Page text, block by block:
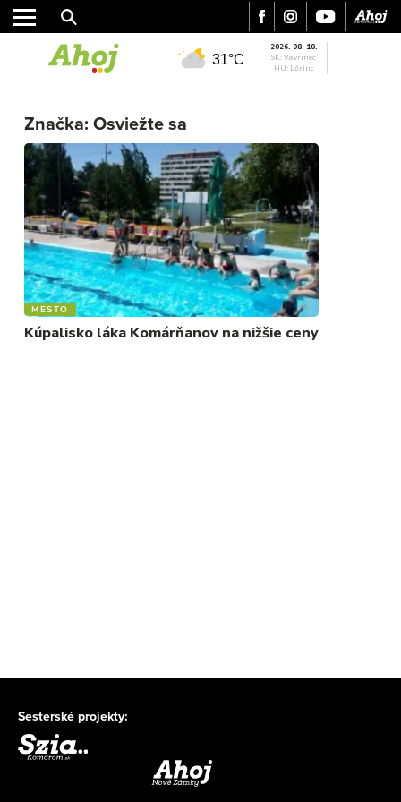
REGIÓN
ŠPORT
KULTÚRA
FOTKY
VIDEO
MIX
31°C
2026. 08. 10.
SK: Vavrinec
HU: Lőrinc
Značka: Osviežte sa
MESTO
Kúpalisko láka Komárňanov na nižšie ceny
Sesterské projekty: